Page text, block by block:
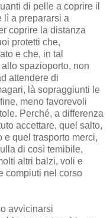
di pelle a coprire il
lì a prepararsi a
coprire la distanza
protetti che,
e che, in tal
spazioporto, non
attendere di
là sopraggiunti le
meno favorevoli
Perché, a differenza
accettare, quel salto,
e quel trasporto merci,
di così temibile,
altri balzi, voli e
compiuti nel corso
avvicinarsi